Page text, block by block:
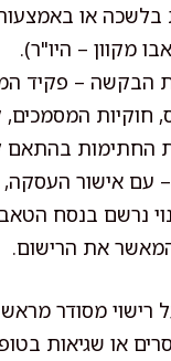
בלשכה או
מקוון – היו"ר).
הבקשה – פקיד
חוקיות המסמכים,
החתימות בהתאם
עם אישור העסקה,
נרשם בנסח
את הרישום.
רישוי מסודר
או שגיאות